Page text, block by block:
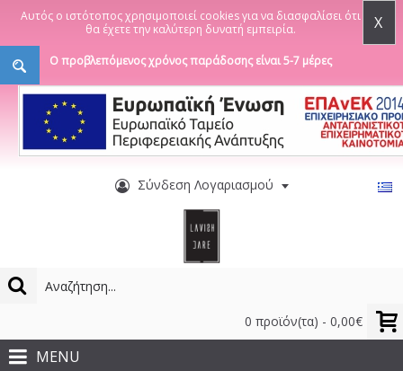
Αυτός ο ιστότοπος χρησιμοποιεί cookies για να διασφαλίσει ότι
θα έχετε την καλύτερη δυνατή εμπειρία.
X
Ο προβλεπόμενος χρόνος παράδοσης είναι 5-7 μέρες
Σύνδεση Λογαριασμού
0 προϊόν(τα) - 0,00€
MENU